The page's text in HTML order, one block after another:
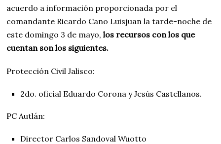
acuerdo a información proporcionada por el
comandante Ricardo Cano Luisjuan la tarde-noche de
este domingo 3 de mayo,los recursos con los que
cuentan son los siguientes.
Protección Civil Jalisco:
2do. oficial Eduardo Corona y Jesús Castellanos.
PC Autlán:
Director Carlos Sandoval Wuotto